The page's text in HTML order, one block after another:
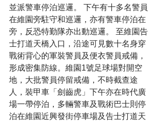
並派警車停泊巡邏。 下午有十多名警員
在維園旁駐守和巡邏，亦有警車停泊在
旁，反恐特勤隊亦出動巡邏。 至維園告
士打道天橋入口，沿途可見數十名身穿
戰術背心的軍裝警員及便衣警員戒備，
形成密集防線。維園1號足球場對開空
地，大批警員停留戒備，不時截查途
人，裝甲車「劍齒虎」下午亦在時代廣
場一帶停泊，多輛警車及戰術巴士則停
泊在維園近興發街停車場及告士打道天